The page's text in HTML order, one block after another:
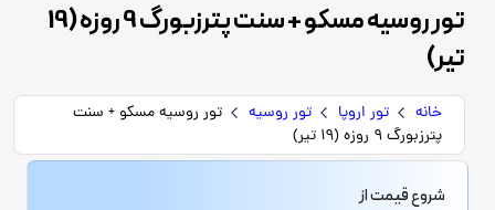
تور روسیه مسکو + سنت پترزبورگ 9 روزه (19
تیر)
خانه تور اروپا تور روسیه
تور روسیه مسکو + سنت
پترزبورگ 9 روزه (19 تیر)
شروع قیمت از